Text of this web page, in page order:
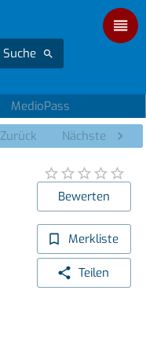
Suche
MedioPass
Zurück Nächste
Bewerten
Merkliste
Teilen